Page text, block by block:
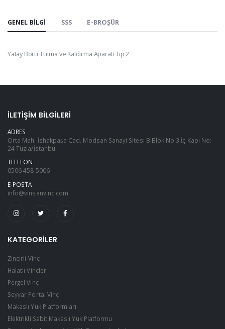
GENEL BILGI SSS E-BROŞÜR
Yatay Boru Tutma ve Kaldırma Aparatı Tip 2
İLETIŞIM BILGILERI
ADRES
Orta Mah. İshakpaşa Cad. Modsan Sanayi Sitesi B Blok No:3 İç Kapı No:
24 Tuzla/İstanbul
TELEFON
0506 458 5006
E-POSTA
info@vinsanvinc.com
KATEGORILER
Zincirli Vinç
Halatlı Vinçler
Pergel Vinç
Seyyar Portal Vinç
Makaslı Yük Platformları
Elektrikli Sabit Makaslı Yük Platformu